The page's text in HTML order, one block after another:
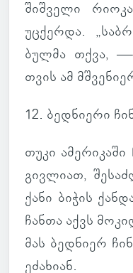
შიშ­ველი
უცქერდა.
ბულმა თქვა, —
თვის ამ
12. ბედ­ნი­ერი
თუკი
გივ­ლიათ,
ქანი ბიჭის
ჩანთა აქვს
მას ბედ­ნიერ
ეძა­ხიან.